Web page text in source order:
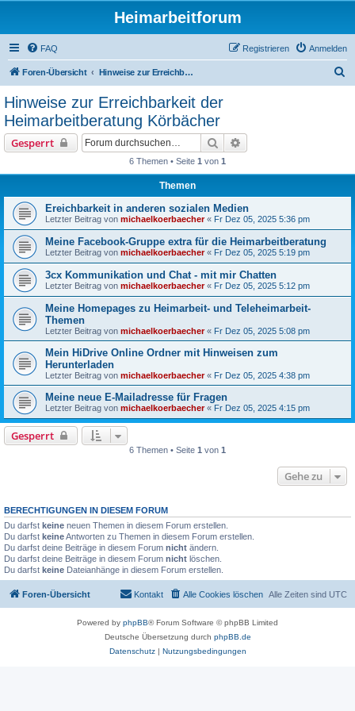
Heimarbeitforum
FAQ Anmelden
Registrieren
Foren-Übersicht Hinweise zur Erreichbarkeit der Heimarbeitberatung Körbächer
Hinweise zur Erreichbarkeit der
Heimarbeitberatung Körbächer
Gesperrt Suche
6 Themen • Seite 1 von 1
Themen
Ereichbarkeit in anderen sozialen Medien
Letzter Beitrag von michaelkoerbaecher« Fr Dez 05, 2025 5:36 pm
Meine Facebook-Gruppe extra für die Heimarbeitberatung
Letzter Beitrag von michaelkoerbaecher« Fr Dez 05, 2025 5:19 pm
3cx Kommunikation und Chat - mit mir Chatten
Letzter Beitrag von michaelkoerbaecher« Fr Dez 05, 2025 5:12 pm
Meine Homepages zu Heimarbeit- und Teleheimarbeit-
Themen
Letzter Beitrag von michaelkoerbaecher« Fr Dez 05, 2025 5:08 pm
Mein HiDrive Online Ordner mit Hinweisen zum
Herunterladen
Letzter Beitrag von michaelkoerbaecher« Fr Dez 05, 2025 4:38 pm
Meine neue E-Mailadresse für Fragen
Letzter Beitrag von michaelkoerbaecher« Fr Dez 05, 2025 4:15 pm
Gesperrt
6 Themen • Seite 1 von 1
Gehe zu
BERECHTIGUNGEN IN DIESEM FORUM
Du darfst keine neuen Themen in diesem Forum erstellen.
Du darfst keineAntworten zu Themen in diesem Forum erstellen.
Du darfst deine Beiträge in diesem Forum nicht ändern.
Du darfst deine Beiträge in diesem Forum nicht löschen.
Du darfst keine Dateianhänge in diesem Forum erstellen.
Foren-Übersicht Alle Zeiten sind UTC
Alle Cookies löschen
Kontakt
Powered by phpBB® Forum Software © phpBB Limited
Deutsche Übersetzung durch phpBB.de
Datenschutz| Nutzungsbedingungen